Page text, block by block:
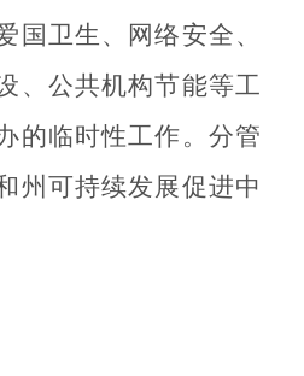
国卫生、网络安全、
、公共机构节能等工
的临时性工作。分管
州可持续发展促进中